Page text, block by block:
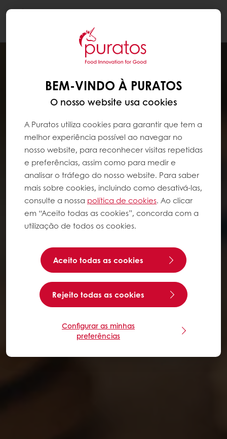
BEM-VINDO À PURATOS
O nosso website usa cookies
A Puratos utiliza cookies para garantir que tem a
melhor experiência possível ao navegar no
nosso website, para reconhecer visitas repetidas
e preferências, assim como para medir e
analisar o tráfego do nosso website. Para saber
mais sobre cookies, incluindo como desativá-las,
consulte a nossa política de cookies. Ao clicar
em “Aceito todas as cookies”, concorda com a
utilização de todos os cookies.
Aceito todas as cookies
Rejeito todas as cookies
Configurar as minhas
preferências